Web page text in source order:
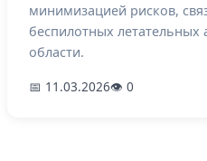
минимизацией рисков,
беспилотных летательных
области.
📅 11.03.2026👁 0